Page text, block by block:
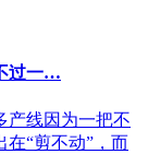
过一…
产线因为一把不
在“剪不动”，而